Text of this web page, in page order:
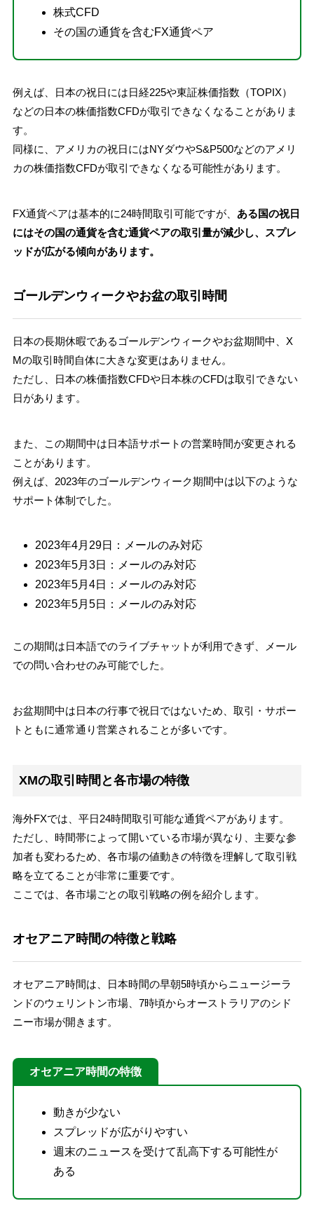
株式CFD
その国の通貨を含むFX通貨ペア
例えば、日本の祝日には日経225や東証株価指数（TOPIX）
などの日本の株価指数CFDが取引できなくなることがありま
す。
同様に、アメリカの祝日にはNYダウやS&P500などのアメリ
カの株価指数CFDが取引できなくなる可能性があります。
FX通貨ペアは基本的に24時間取引可能ですが、 ある国の祝日
にはその国の通貨を含む通貨ペアの取引量が減少し、スプレ
ッドが広がる傾向があります。
ゴールデンウィークやお盆の取引時間
日本の長期休暇であるゴールデンウィークやお盆期間中、X
Mの取引時間自体に大きな変更はありません。
ただし、日本の株価指数CFDや日本株のCFDは取引できない
日があります。
また、この期間中は日本語サポートの営業時間が変更される
ことがあります。
例えば、2023年のゴールデンウィーク期間中は以下のような
サポート体制でした。
2023年4月29日：メールのみ対応
2023年5月3日：メールのみ対応
2023年5月4日：メールのみ対応
2023年5月5日：メールのみ対応
この期間は日本語でのライブチャットが利用できず、メール
での問い合わせのみ可能でした。
お盆期間中は日本の行事で祝日ではないため、取引・サポー
トともに通常通り営業されることが多いです。
XMの取引時間と各市場の特徴
海外FXでは、平日24時間取引可能な通貨ペアがあります。
ただし、時間帯によって開いている市場が異なり、主要な参
加者も変わるため、各市場の値動きの特徴を理解して取引戦
略を立てることが非常に重要です。
ここでは、各市場ごとの取引戦略の例を紹介します。
オセアニア時間の特徴と戦略
オセアニア時間は、日本時間の早朝5時頃からニュージーラ
ンドのウェリントン市場、7時頃からオーストラリアのシド
ニー市場が開きます。
オセアニア時間の特徴
動きが少ない
スプレッドが広がりやすい
週末のニュースを受けて乱高下する可能性が
ある